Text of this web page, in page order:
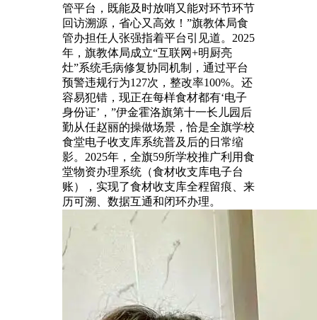
管平台，既能及时放哨又能对环节环节
回访溯源，省心又高效！”旗教体局食
管办担任人张强指着平台引见道。2025
年，旗教体局成立“互联网+明厨亮
灶”系统毛病修复协同机制，通过平台
预警违规行为127次，整改率100%。还
容易犯错，现正在每样食材都有‘电子
身份证’，”伊金霍洛旗第十一长儿园后
勤从任赵丽的操做场景，恰是全旗学校
食堂电子收支库系统普及后的日常缩
影。2025年，全旗59所学校推广利用食
堂物资办理系统（食材收支库电子台
账），实现了食材收支库全程留痕、来
历可溯、数据互通和闭环办理。